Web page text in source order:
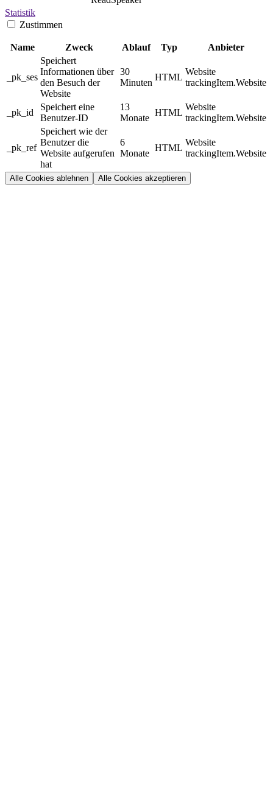
Statistik
Zustimmen
Name Zweck Ablauf Typ Anbieter
_pk_ses
Speichert
Informationen über
den Besuch der
Website
30
Minuten
HTML
Website
trackingItem.Website
_pk_id
Speichert eine
Benutzer-ID
13
Monate
HTML
Website
trackingItem.Website
_pk_ref
Speichert wie der
Benutzer die
Website aufgerufen
hat
6
Monate
HTML
Website
trackingItem.Website
Alle Cookies ablehnen Alle Cookies akzeptieren